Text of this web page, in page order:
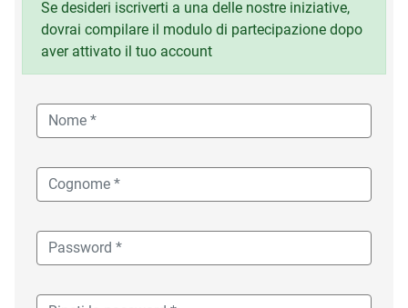
Se desideri iscriverti a una delle nostre iniziative,
dovrai compilare il modulo di partecipazione dopo
aver attivato il tuo account